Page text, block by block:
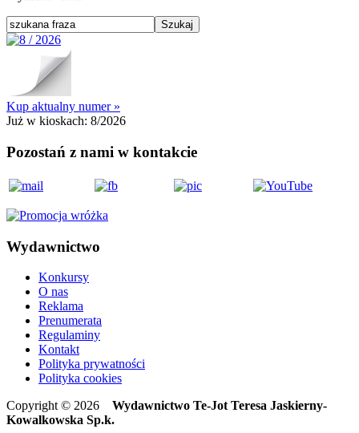
Kup aktualny numer »
Już w kioskach: 8/2026
Pozostań z nami w kontakcie
Wydawnictwo
Konkursy
O nas
Reklama
Prenumerata
Regulaminy
Kontakt
Polityka prywatności
Polityka cookies
Copyright © 2026 Wydawnictwo Te-Jot Teresa Jaskierny-
Kowalkowska Sp.k.